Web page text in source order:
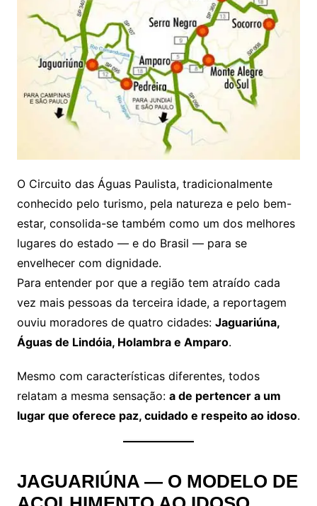
O Circuito das Águas Paulista, tradicionalmente
conhecido pelo turismo, pela natureza e pelo bem-
estar, consolida-se também como um dos melhores
lugares do estado — e do Brasil — para se
envelhecer com dignidade.
Para entender por que a região tem atraído cada
vez mais pessoas da terceira idade, a reportagem
ouviu moradores de quatro cidades: Jaguariúna,
Águas de Lindóia, Holambra e Amparo.
Mesmo com características diferentes, todos
relatam a mesma sensação: a de pertencer a um
lugar que oferece paz, cuidado e respeito ao idoso.
JAGUARIÚNA — O MODELO DE